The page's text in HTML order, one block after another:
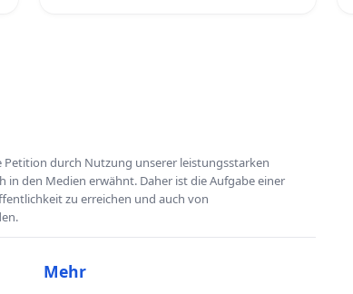
Petition durch Nutzung unserer leistungsstarken
den Medien erwähnt. Daher ist die Aufgabe einer
zu erreichen und auch von
Mehr